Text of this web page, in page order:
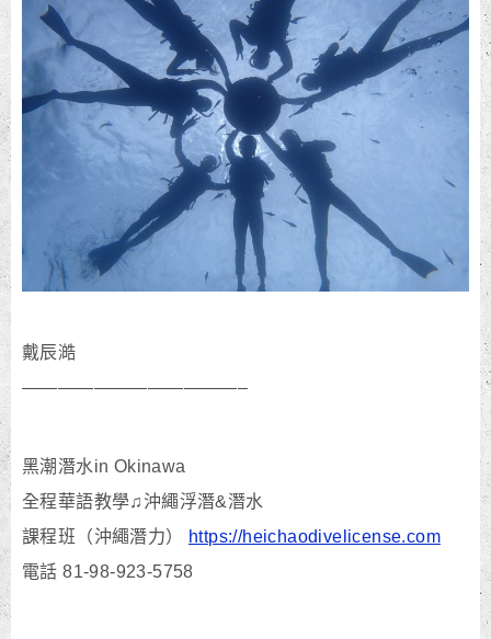
戴辰澔
————————————–
黑潮潛水in Okinawa
全程華語教學♫沖繩浮潛&潛水
課程班（沖繩潛力）
https://heichaodivelicense.com
電話 81-98-923-5758